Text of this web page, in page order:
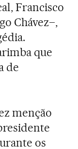
Francisco
Chávez–,
que
de
menção
os